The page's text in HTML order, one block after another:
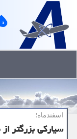
اسفندماه؛
سیارکی بزرگتر